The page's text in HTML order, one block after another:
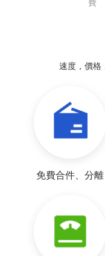
費
速度，價格
免費合件、分離